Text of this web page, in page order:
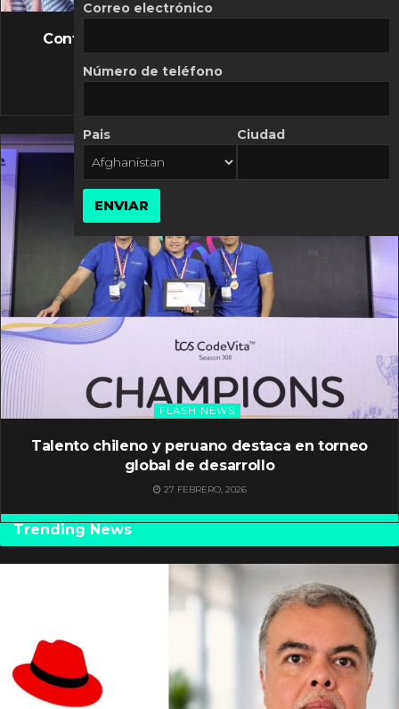
FLASH NEWS
Controversia de Mercado Libre por costos
10 MARZO, 2026
FLASH NEWS
Talento chileno y peruano destaca en torneo
global de desarrollo
27 FEBRERO, 2026
Trending News
Correo electrónico
Número de teléfono
Pais Ciudad
ENVIAR